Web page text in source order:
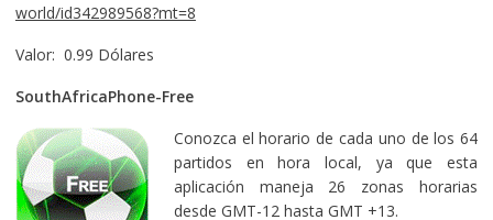
world/id342989568?mt=8
Valor: 0.99 Dólares
SouthAfricaPhone-Free
Conozca el horario de cada uno de los 64
partidos en hora local, ya que esta
aplicación maneja 26 zonas horarias
desde GMT-12 hasta GMT +13.